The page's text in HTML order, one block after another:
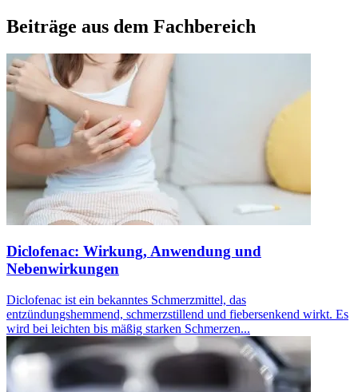
Beiträge aus dem Fachbereich
Diclofenac: Wirkung, Anwendung und
Nebenwirkungen
Diclofenac ist ein bekanntes Schmerzmittel, das
entzündungshemmend, schmerzstillend und fiebersenkend wirkt. Es
wird bei leichten bis mäßig starken Schmerzen...